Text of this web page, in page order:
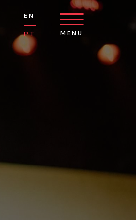
EN
PT MENU